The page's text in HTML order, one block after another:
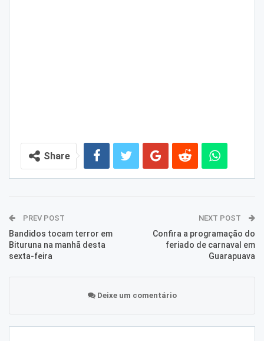
Share
PREV POST
Bandidos tocam terror em
Bituruna na manhã desta
sexta-feira
NEXT POST
Confira a programação do
feriado de carnaval em
Guarapuava
Deixe um comentário